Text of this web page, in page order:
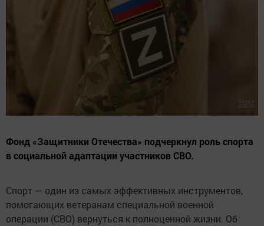
Фонд «Защитники Отечества» подчеркнул роль спорта
в социальной адаптации участников СВО.
Спорт — один из самых эффективных инструментов,
помогающих ветеранам специальной военной
операции (СВО) вернуться к полноценной жизни. Об